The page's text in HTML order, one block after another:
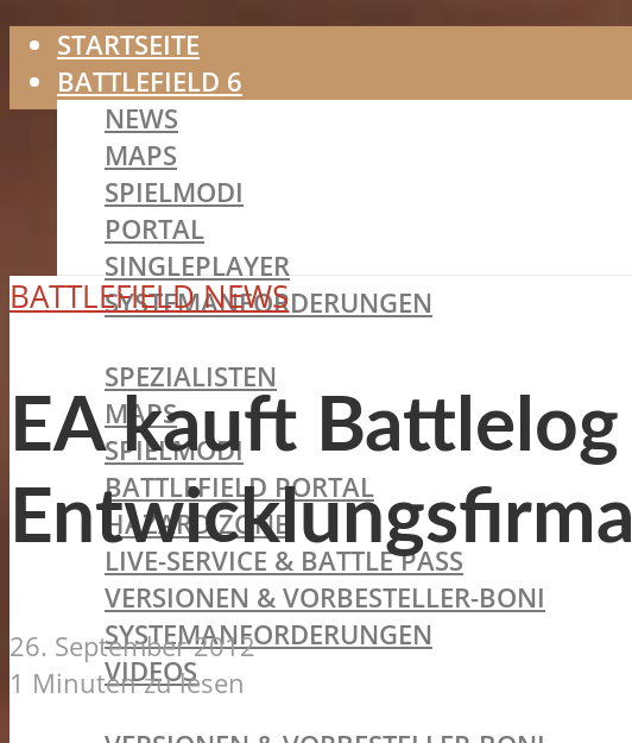
STARTSEITE
BATTLEFIELD 6
NEWS
MAPS
SPIELMODI
PORTAL
SINGLEPLAYER
SYSTEMANFORDERUNGEN
SPEZIALISTEN
MAPS
SPIELMODI
BATTLEFIELD PORTAL
HAZARD ZONE
LIVE-SERVICE & BATTLE PASS
VERSIONEN & VORBESTELLER-BONI
SYSTEMANFORDERUNGEN
VIDEOS
BATTLEFIELD NEWS
EA kauft Battlelog
Entwicklungsfirma
26. September 2012
1 Minuten zu lesen